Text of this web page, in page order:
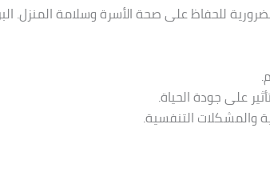
للحفاظ على صحة الأسرة وسلامة المنزل.
على جودة الحياة.
والمشكلات التنفسية.